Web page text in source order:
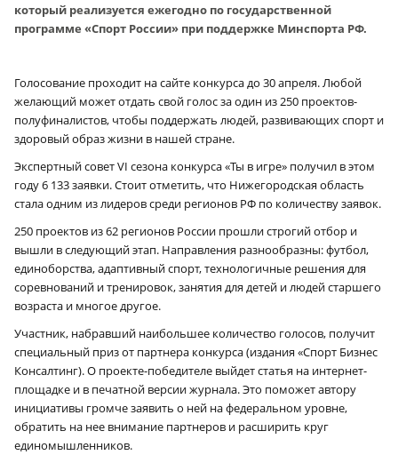
который реализуется ежегодно по государственной
программе «Спорт России» при поддержке Минспорта РФ.
Голосование проходит на сайте конкурса до 30 апреля. Любой
желающий может отдать свой голос за один из 250 проектов-
полуфиналистов, чтобы поддержать людей, развивающих спорт и
здоровый образ жизни в нашей стране.
Экспертный совет VI сезона конкурса «Ты в игре» получил в этом
году 6 133 заявки. Стоит отметить, что Нижегородская область
стала одним из лидеров среди регионов РФ по количеству заявок.
250 проектов из 62 регионов России прошли строгий отбор и
вышли в следующий этап. Направления разнообразны: футбол,
единоборства, адаптивный спорт, технологичные решения для
соревнований и тренировок, занятия для детей и людей старшего
возраста и многое другое.
Участник, набравший наибольшее количество голосов, получит
специальный приз от партнера конкурса (издания «Спорт Бизнес
Консалтинг). О проекте-победителе выйдет статья на интернет-
площадке и в печатной версии журнала. Это поможет автору
инициативы громче заявить о ней на федеральном уровне,
обратить на нее внимание партнеров и расширить круг
единомышленников.